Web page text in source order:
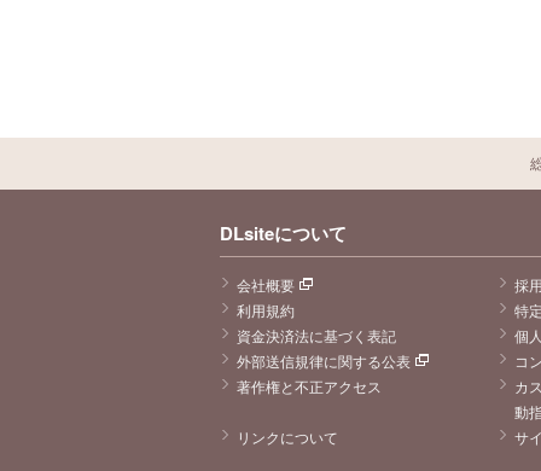
DLsiteについて
会社概要
採
利用規約
特
資金決済法に基づく表記
個
外部送信規律に関する公表
コ
著作権と不正アクセス
カ
動
リンクについて
サ